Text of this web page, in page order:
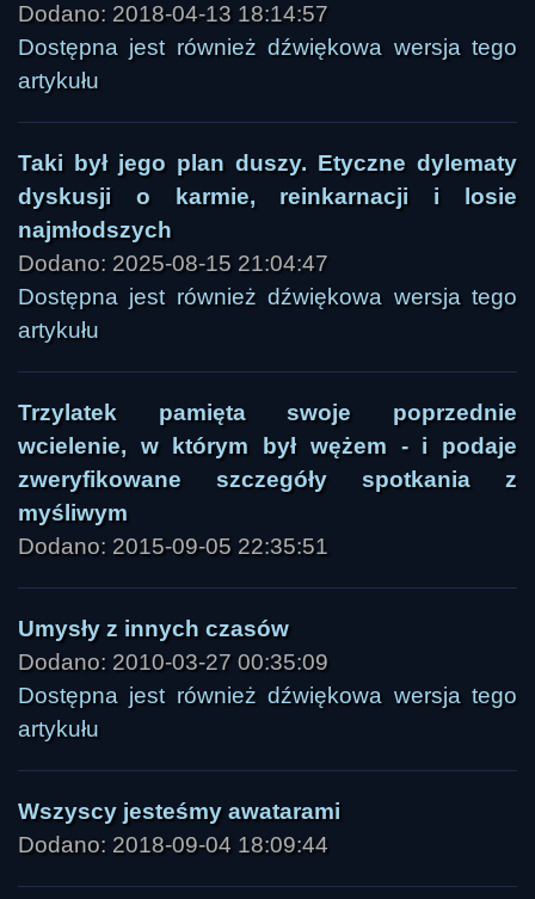
Dodano: 2018-04-13 18:14:57
Dostępna jest również dźwiękowa wersja tego
artykułu
Taki był jego plan duszy. Etyczne dylematy
dyskusji o karmie, reinkarnacji i losie
najmłodszych
Dodano: 2025-08-15 21:04:47
Dostępna jest również dźwiękowa wersja tego
artykułu
Trzylatek pamięta swoje poprzednie
wcielenie, w którym był wężem - i podaje
zweryfikowane szczegóły spotkania z
myśliwym
Dodano: 2015-09-05 22:35:51
Umysły z innych czasów
Dodano: 2010-03-27 00:35:09
Dostępna jest również dźwiękowa wersja tego
artykułu
Wszyscy jesteśmy awatarami
Dodano: 2018-09-04 18:09:44